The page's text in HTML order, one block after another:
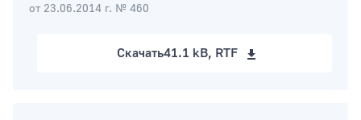
от 23.06.2014 г. № 460
Скачать41.1 kB, RTF